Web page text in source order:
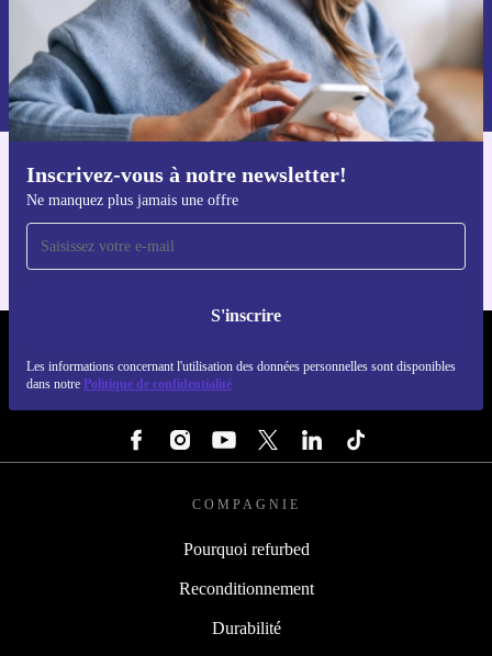
Inscrivez-vous à notre newsletter!
Ne manquez plus jamais une offre
S'inscrire
Les informations concernant l'utilisation des données personnelles sont disponibles
dans notre Politique de confidentialité
S'inscrire
Retrouvez les informations sur l'utilisation des données personnelles
dans notre
politique de confidentialité.
Téléchargez l'application refurbed
Pour iOS et Android
COMPAGNIE
Pourquoi refurbed
Reconditionnement
Durabilité